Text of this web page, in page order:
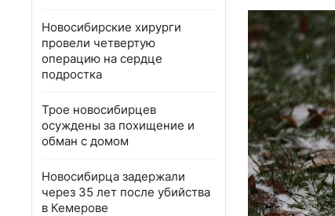
Новосибирские хирурги
провели четвертую
операцию на сердце
подростка
Трое новосибирцев
осуждены за похищение и
обман с домом
Новосибирца задержали
через 35 лет после убийства
в Кемерове